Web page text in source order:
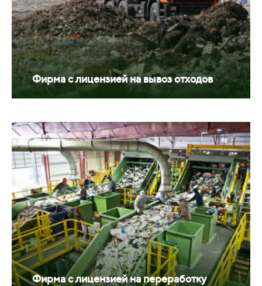
Фирма с лицензией на вывоз отходов
Фирма с лицензией на переработку